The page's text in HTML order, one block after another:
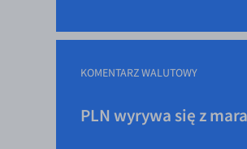
KOMENTARZ WALUTOWY
PLN wyrywa się z